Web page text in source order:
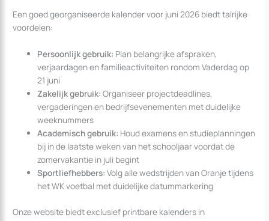
Een goed georganiseerde kalender voor juni 2026 biedt talrijke
voordelen:
Persoonlijk gebruik: Plan belangrijke afspraken,
verjaardagen en familieactiviteiten rondom Vaderdag op
21 juni
Zakelijk gebruik:Organiseer projectdeadlines,
vergaderingen en bedrijfsevenementen met duidelijke
weeknummers
Academisch gebruik: Houd examens en studieplanningen
bij in de laatste weken van het schooljaar voordat de
zomervakantie in juli begint
Sportliefhebbers:Volg alle wedstrijden van Oranje tijdens
het WK voetbal met duidelijke datummarkering
Onze website biedt exclusief printbare kalenders in